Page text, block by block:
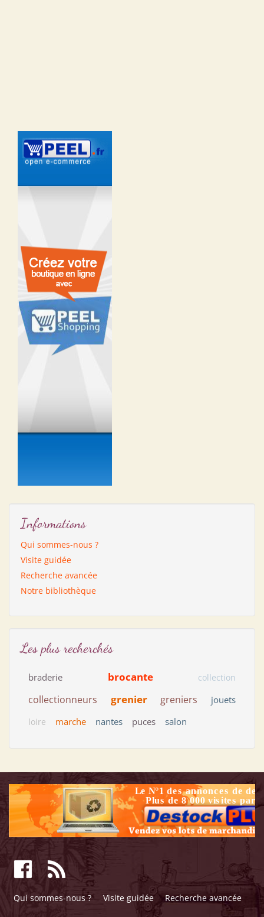
Informations
Qui sommes-nous ?
Visite guidée
Recherche avancée
Notre bibliothèque
Les plus recherchés
braderie brocante collection
collectionneurs grenier greniers jouets
loire marche nantes puces salon
Qui sommes-nous ? Visite guidée Recherche avancée